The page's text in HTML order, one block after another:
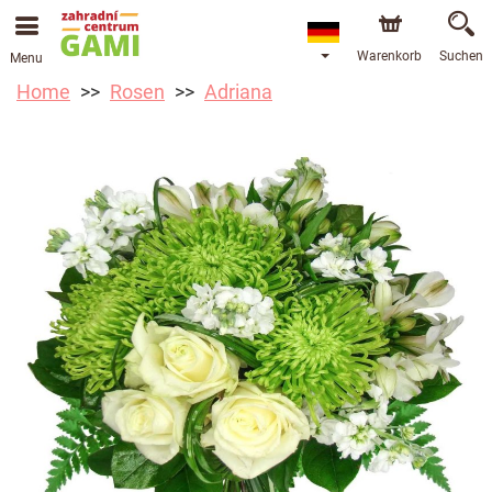
Menu Warenkorb Suchen
Home Rosen Adriana